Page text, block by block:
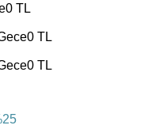
0 TL
0 TL
0 TL